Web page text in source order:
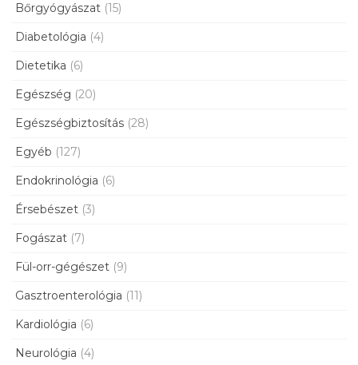
Bőrgyógyászat (15)
Diabetológia (4)
Dietetika (6)
Egészség (20)
Egészségbiztosítás (28)
Egyéb (127)
Endokrinológia (6)
Érsebészet (3)
Fogászat (7)
Fül-orr-gégészet (9)
Gasztroenterológia (11)
Kardiológia (6)
Neurológia (4)